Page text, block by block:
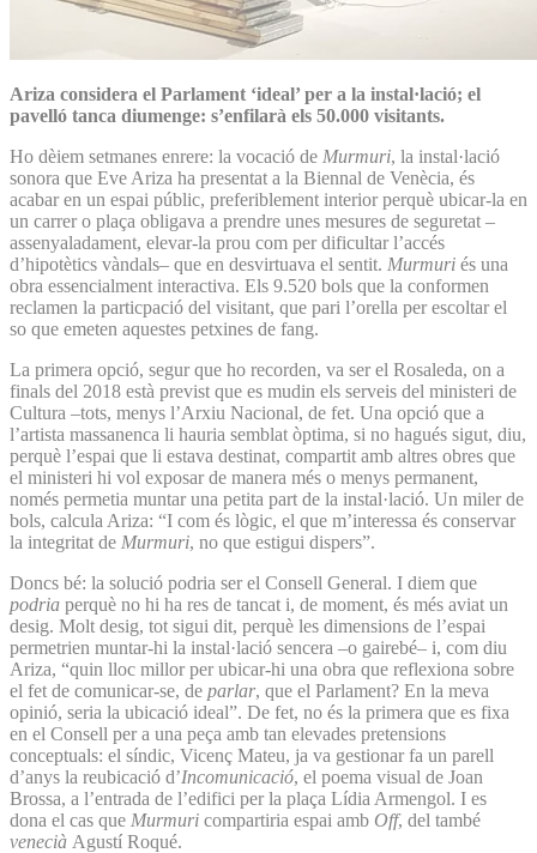
Ariza considera el Parlament ‘ideal’ per a la instal·lació; el
pavelló tanca diumenge: s’enfilarà els 50.000 visitants.
Ho dèiem setmanes enrere: la vocació de Murmuri, la instal·lació
sonora que Eve Ariza ha presentat a la Biennal de Venècia, és
acabar en un espai públic, preferiblement interior perquè ubicar-la en
un carrer o plaça obligava a prendre unes mesures de seguretat –
assenyaladament, elevar-la prou com per dificultar l’accés
d’hipotètics vàndals– que en desvirtuava el sentit. Murmuri és una
obra essencialment interactiva. Els 9.520 bols que la conformen
reclamen la particpació del visitant, que pari l’orella per escoltar el
so que emeten aquestes petxines de fang.
La primera opció, segur que ho recorden, va ser el Rosaleda, on a
finals del 2018 està previst que es mudin els serveis del ministeri de
Cultura –tots, menys l’Arxiu Nacional, de fet. Una opció que a
l’artista massanenca li hauria semblat òptima, si no hagués sigut, diu,
perquè l’espai que li estava destinat, compartit amb altres obres que
el ministeri hi vol exposar de manera més o menys permanent,
només permetia muntar una petita part de la instal·lació. Un miler de
bols, calcula Ariza: “I com és lògic, el que m’interessa és conservar
la integritat de Murmuri, no que estigui dispers”.
Doncs bé: la solució podria ser el Consell General. I diem que
podria perquè no hi ha res de tancat i, de moment, és més aviat un
desig. Molt desig, tot sigui dit, perquè les dimensions de l’espai
permetrien muntar-hi la instal·lació sencera –o gairebé– i, com diu
Ariza, “quin lloc millor per ubicar-hi una obra que reflexiona sobre
el fet de comunicar-se, de parlar, que el Parlament? En la meva
opinió, seria la ubicació ideal”. De fet, no és la primera que es fixa
en el Consell per a una peça amb tan elevades pretensions
conceptuals: el síndic, Vicenç Mateu, ja va gestionar fa un parell
d’anys la reubicació d’Incomunicació, el poema visual de Joan
Brossa, a l’entrada de l’edifici per la plaça Lídia Armengol. I es
dona el cas que Murmuri compartiria espai amb Off, del també
venecià Agustí Roqué.